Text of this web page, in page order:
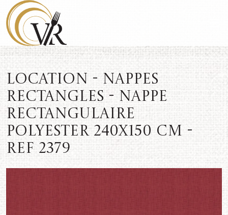
Location - Nappes
rectangles - Nappe
rectangulaire
polyester 240x150 cm -
REF 2379